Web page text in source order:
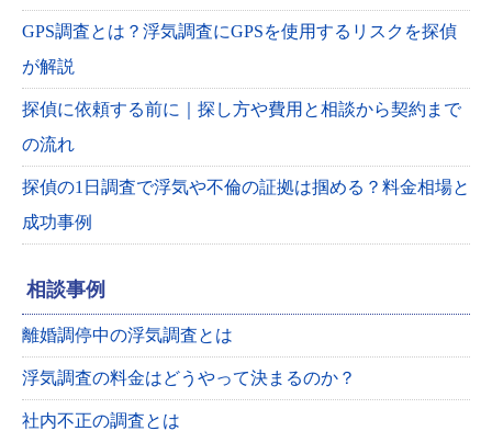
GPS調査とは？浮気調査にGPSを使用するリスクを探偵
が解説
探偵に依頼する前に｜探し方や費用と相談から契約まで
の流れ
探偵の1日調査で浮気や不倫の証拠は掴める？料金相場と
成功事例
相談事例
離婚調停中の浮気調査とは
浮気調査の料金はどうやって決まるのか？
社内不正の調査とは